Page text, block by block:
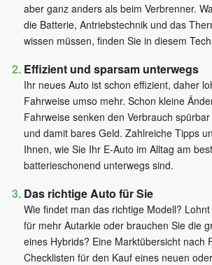
aber ganz anders als beim Verbrenner.
die Batterie, Antriebstechnik und das
wissen müssen, finden Sie in diesem
Effizient und sparsam unterwegs
Ihr neues Auto ist schon effizient, daher
Fahrweise umso mehr. Schon kleine
Fahrweise senken den Verbrauch
und damit bares Geld. Zahlreiche Tipps
Ihnen, wie Sie Ihr E-Auto im Alltag am
batterieschonend unterwegs sind.
Das richtige Auto für Sie
Wie findet man das richtige Modell?
für mehr Autarkie oder brauchen Sie die
eines Hybrids? Eine Marktübersicht nach
Checklisten für den Kauf eines neuen